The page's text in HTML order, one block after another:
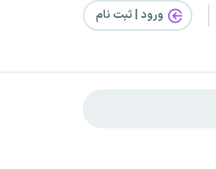
ورود | ثبت‌ نام